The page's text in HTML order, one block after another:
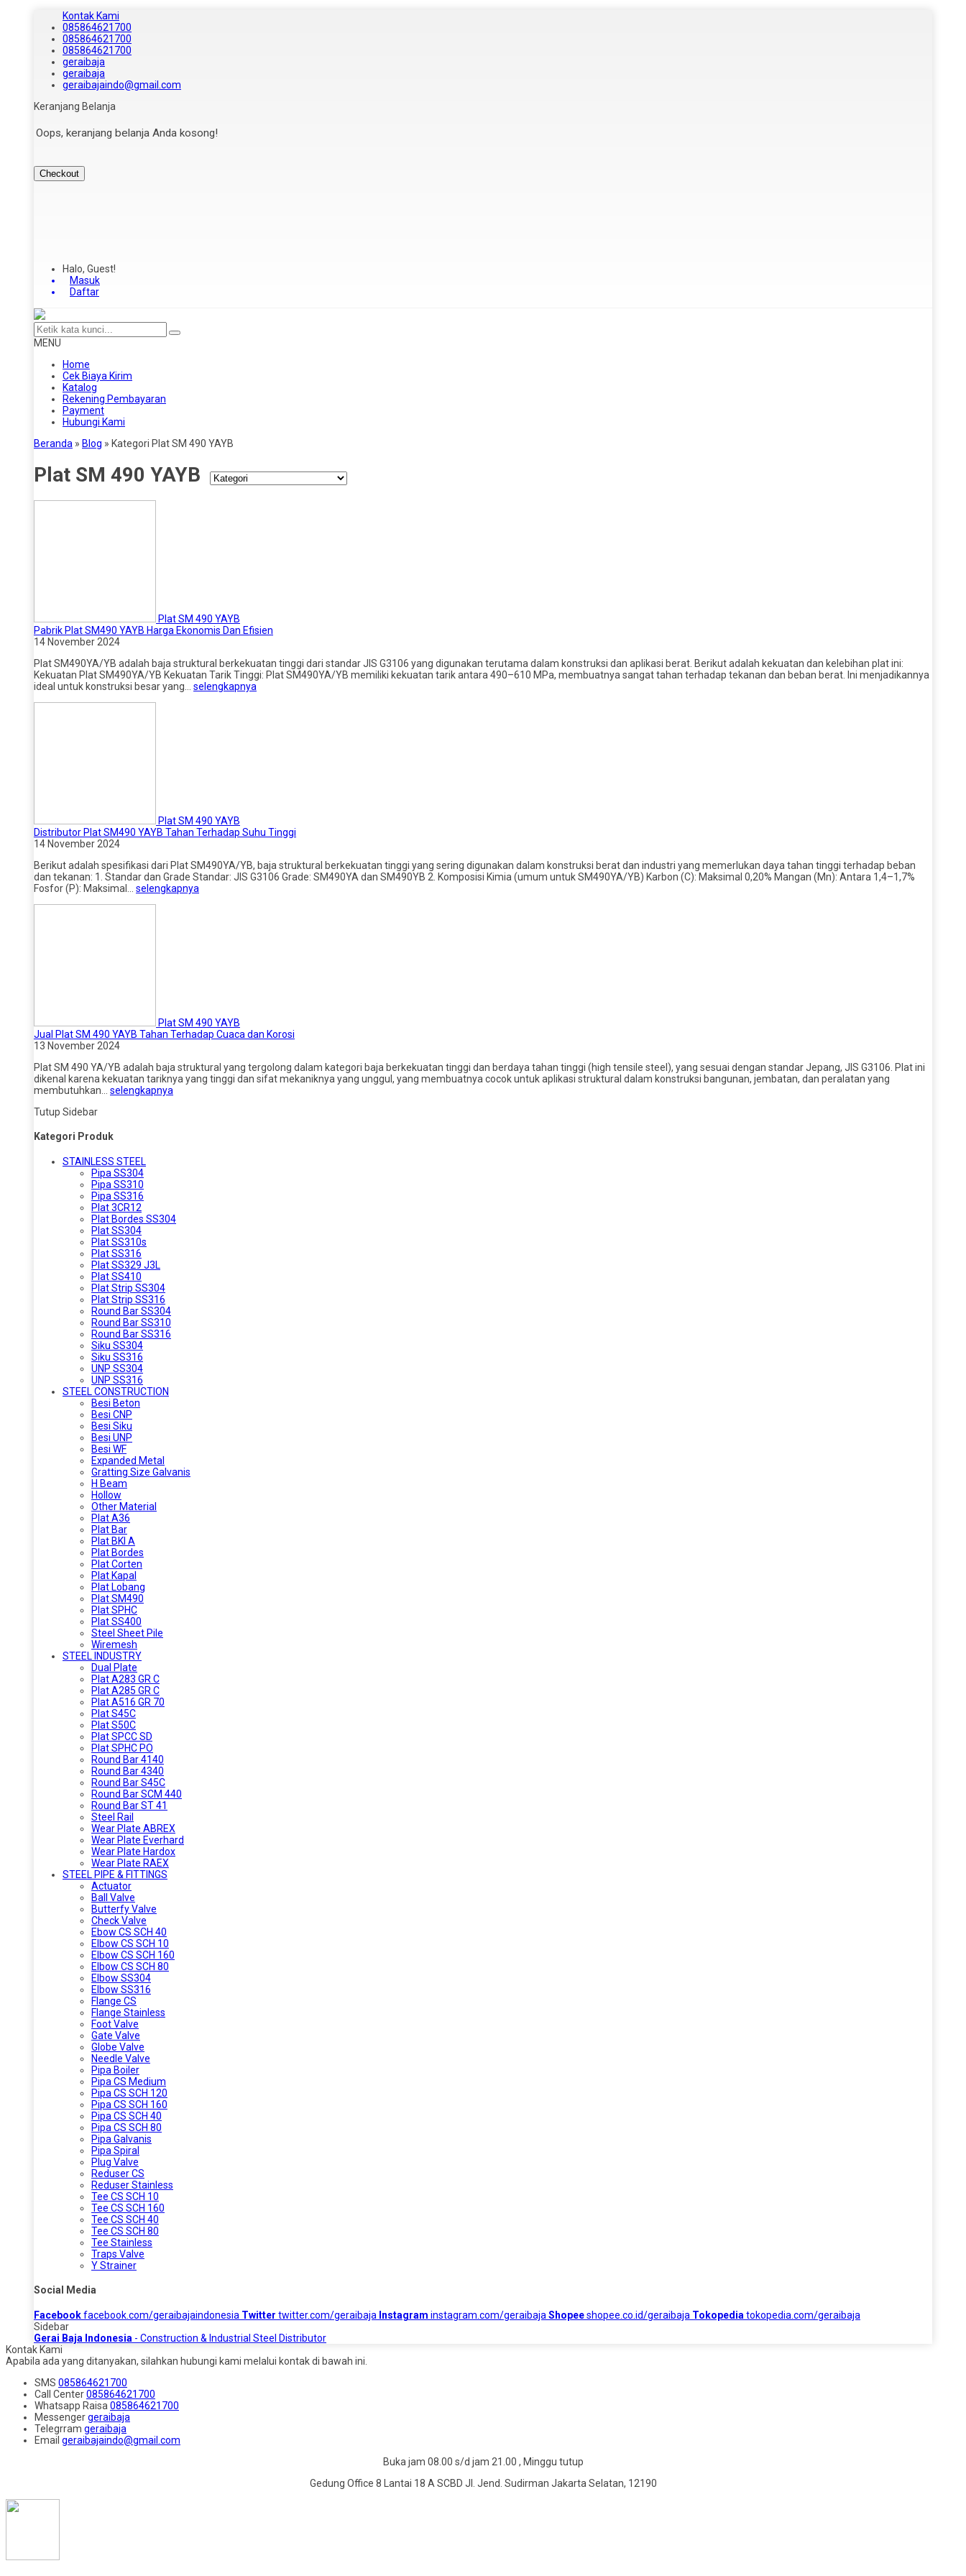
Kontak Kami
085864621700
085864621700
085864621700
geraibaja
geraibaja
geraibajaindo@gmail.com
Keranjang Belanja
Oops, keranjang belanja Anda kosong!
Checkout
Halo, Guest!
Masuk
Daftar
MENU
Home
Cek Biaya Kirim
Katalog
Rekening Pembayaran
Payment
Hubungi Kami
Beranda » Blog » Kategori Plat SM 490 YAYB
Plat SM 490 YAYB
Plat SM 490 YAYB
Pabrik Plat SM490 YAYB Harga Ekonomis Dan Efisien
14 November 2024
Plat SM490YA/YB adalah baja struktural berkekuatan tinggi dari standar JIS G3106 yang digunakan terutama dalam konstruksi dan aplikasi berat. Berikut adalah kekuatan dan kelebihan plat ini:
Kekuatan Plat SM490YA/YB Kekuatan Tarik Tinggi: Plat SM490YA/YB memiliki kekuatan tarik antara 490–610 MPa, membuatnya sangat tahan terhadap tekanan dan beban berat. Ini menjadikannya
ideal untuk konstruksi besar yang… selengkapnya
Plat SM 490 YAYB
Distributor Plat SM490 YAYB Tahan Terhadap Suhu Tinggi
14 November 2024
Berikut adalah spesifikasi dari Plat SM490YA/YB, baja struktural berkekuatan tinggi yang sering digunakan dalam konstruksi berat dan industri yang memerlukan daya tahan tinggi terhadap beban
dan tekanan: 1. Standar dan Grade Standar: JIS G3106 Grade: SM490YA dan SM490YB 2. Komposisi Kimia (umum untuk SM490YA/YB) Karbon (C): Maksimal 0,20% Mangan (Mn): Antara 1,4–1,7%
Fosfor (P): Maksimal… selengkapnya
Plat SM 490 YAYB
Jual Plat SM 490 YAYB Tahan Terhadap Cuaca dan Korosi
13 November 2024
Plat SM 490 YA/YB adalah baja struktural yang tergolong dalam kategori baja berkekuatan tinggi dan berdaya tahan tinggi (high tensile steel), yang sesuai dengan standar Jepang, JIS G3106. Plat ini
dikenal karena kekuatan tariknya yang tinggi dan sifat mekaniknya yang unggul, yang membuatnya cocok untuk aplikasi struktural dalam konstruksi bangunan, jembatan, dan peralatan yang
membutuhkan… selengkapnya
Tutup Sidebar
Kategori Produk
STAINLESS STEEL
Pipa SS304
Pipa SS310
Pipa SS316
Plat 3CR12
Plat Bordes SS304
Plat SS304
Plat SS310s
Plat SS316
Plat SS329 J3L
Plat SS410
Plat Strip SS304
Plat Strip SS316
Round Bar SS304
Round Bar SS310
Round Bar SS316
Siku SS304
Siku SS316
UNP SS304
UNP SS316
STEEL CONSTRUCTION
Besi Beton
Besi CNP
Besi Siku
Besi UNP
Besi WF
Expanded Metal
Gratting Size Galvanis
H Beam
Hollow
Other Material
Plat A36
Plat Bar
Plat BKI A
Plat Bordes
Plat Corten
Plat Kapal
Plat Lobang
Plat SM490
Plat SPHC
Plat SS400
Steel Sheet Pile
Wiremesh
STEEL INDUSTRY
Dual Plate
Plat A283 GR C
Plat A285 GR C
Plat A516 GR 70
Plat S45C
Plat S50C
Plat SPCC SD
Plat SPHC PO
Round Bar 4140
Round Bar 4340
Round Bar S45C
Round Bar SCM 440
Round Bar ST 41
Steel Rail
Wear Plate ABREX
Wear Plate Everhard
Wear Plate Hardox
Wear Plate RAEX
STEEL PIPE & FITTINGS
Actuator
Ball Valve
Butterfy Valve
Check Valve
Ebow CS SCH 40
Elbow CS SCH 10
Elbow CS SCH 160
Elbow CS SCH 80
Elbow SS304
Elbow SS316
Flange CS
Flange Stainless
Foot Valve
Gate Valve
Globe Valve
Needle Valve
Pipa Boiler
Pipa CS Medium
Pipa CS SCH 120
Pipa CS SCH 160
Pipa CS SCH 40
Pipa CS SCH 80
Pipa Galvanis
Pipa Spiral
Plug Valve
Reduser CS
Reduser Stainless
Tee CS SCH 10
Tee CS SCH 160
Tee CS SCH 40
Tee CS SCH 80
Tee Stainless
Traps Valve
Y Strainer
Social Media
Facebookfacebook.com/geraibajaindonesia Twitter twitter.com/geraibaja Instagram instagram.com/geraibaja Shopeeshopee.co.id/geraibaja Tokopedia tokopedia.com/geraibaja
Sidebar
Gerai Baja Indonesia - Construction & Industrial Steel Distributor
Kontak Kami
Apabila ada yang ditanyakan, silahkan hubungi kami melalui kontak di bawah ini.
SMS 085864621700
Call Center085864621700
Whatsapp Raisa 085864621700
Messengergeraibaja
Telegrram geraibaja
Email geraibajaindo@gmail.com
Buka jam 08.00 s/d jam 21.00 , Minggu tutup
Gedung Office 8 Lantai 18 A SCBD Jl. Jend. Sudirman Jakarta Selatan, 12190